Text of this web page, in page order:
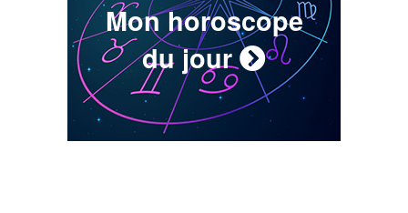
Mon horoscope
du jour